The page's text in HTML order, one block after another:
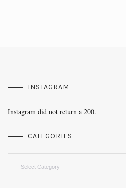
INSTAGRAM
Instagram did not return a 200.
CATEGORIES